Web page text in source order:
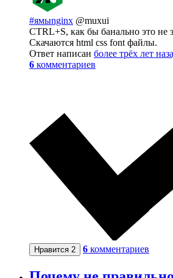
#ямыnginx @muxui
CTRL+S, как бы банально это не
Скачаются html css font файлы.
Ответ написан более трёх лет
6 комментариев
Нравится 2 6 комментариев